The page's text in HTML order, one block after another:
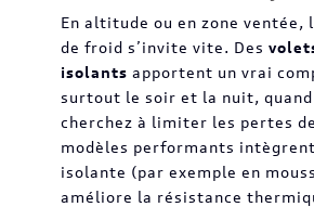
En altitude ou en zone ventée,
de froid s’invite vite. Des
isolants apportent un vrai
surtout le soir et la nuit, quand
cherchez à limiter les pertes
modèles performants
isolante (par exemple en
améliore la résistance